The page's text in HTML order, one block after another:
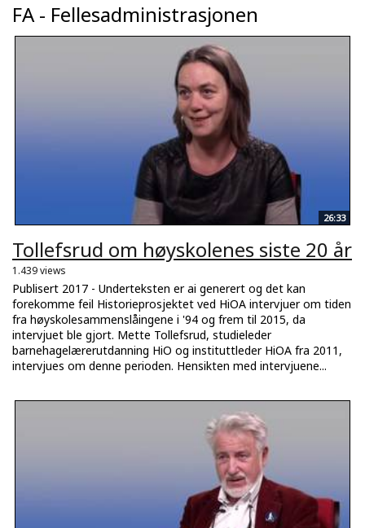
FA - Fellesadministrasjonen
26:33
Tollefsrud om høyskolenes siste 20 år
1.439 views
Publisert 2017 - Underteksten er ai generert og det kan
forekomme feil Historieprosjektet ved HiOA intervjuer om tiden
fra høyskolesammenslåingene i '94 og frem til 2015, da
intervjuet ble gjort. Mette Tollefsrud, studieleder
barnehagelærerutdanning HiO og instituttleder HiOA fra 2011,
intervjues om denne perioden. Hensikten med intervjuene...